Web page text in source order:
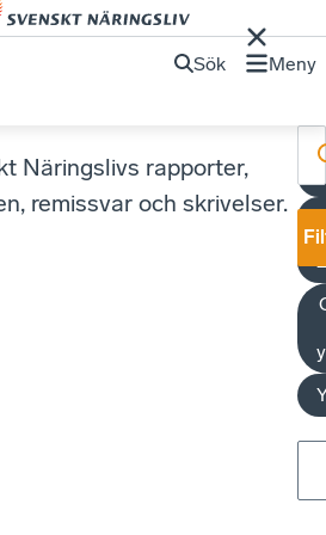
Sök Meny
Näringslivs rapporter,
remissvar och skrivelser.